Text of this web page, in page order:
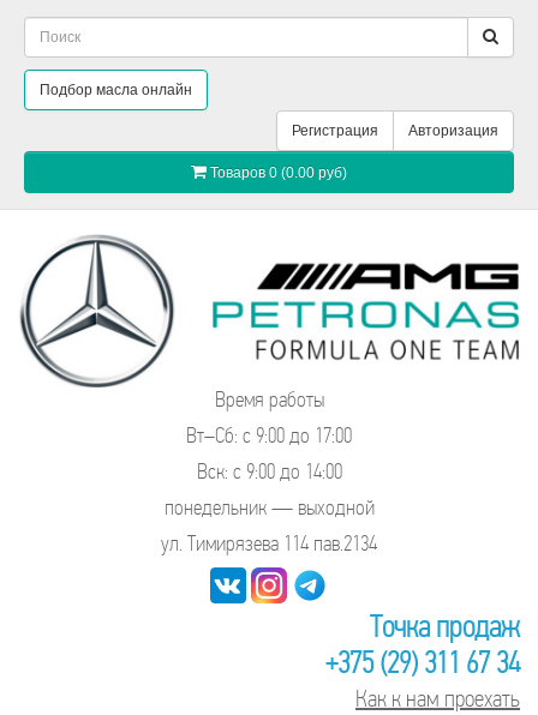
Подбор масла онлайн
Регистрация Авторизация
Товаров 0 (0.00 руб)
Время работы
Вт–Сб: с 9:00 до 17:00
Вск: с 9:00 до 14:00
понедельник — выходной
ул. Тимирязева 114 пав.2134
Точка продаж
+375 (29) 311 67 34
Как к нам проехать